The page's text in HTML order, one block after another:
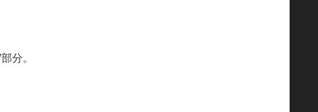
分。